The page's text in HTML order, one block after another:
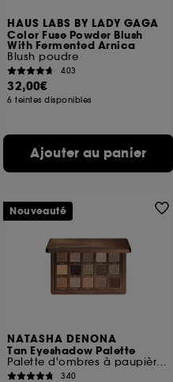
HAUS LABS BY LADY GAGA
Color Fuse Powder Blush
With Fermented Arnica
Blush poudre
403
32,00€
6 teintes disponibles
Ajouter au panier
NATASHA DENONA
Tan Eyeshadow Palette
Palette d'ombres à paupières midi
340
Nouveauté